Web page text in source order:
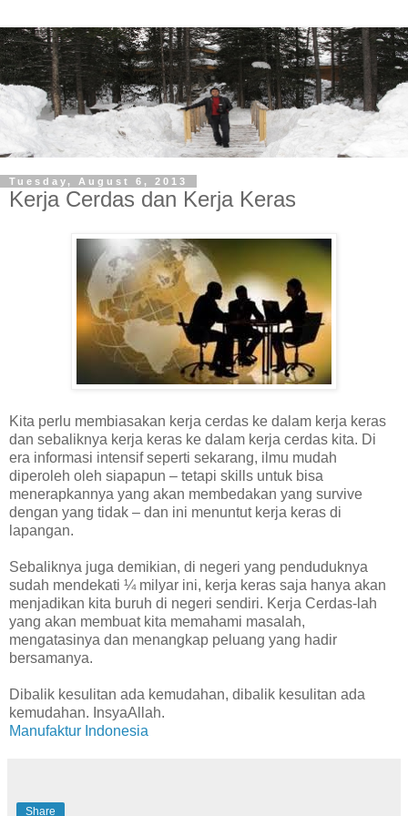
Tuesday, August 6, 2013
Kerja Cerdas dan Kerja Keras
Kita perlu membiasakan kerja cerdas ke dalam kerja keras
dan sebaliknya kerja keras ke dalam kerja cerdas kita. Di
era informasi intensif seperti sekarang, ilmu mudah
diperoleh oleh siapapun – tetapi skills untuk bisa
menerapkannya yang akan membedakan yang survive
dengan yang tidak – dan ini menuntut kerja keras di
lapangan.
Sebaliknya juga demikian, di negeri yang penduduknya
sudah mendekati ¼ milyar ini, kerja keras saja hanya akan
menjadikan kita buruh di negeri sendiri. Kerja Cerdas-lah
yang akan membuat kita memahami masalah,
mengatasinya dan menangkap peluang yang hadir
bersamanya.
Dibalik kesulitan ada kemudahan, dibalik kesulitan ada
kemudahan. InsyaAllah.
Manufaktur Indonesia
Share